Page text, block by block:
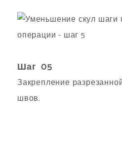
Шаг 05
Закрепление
швов.